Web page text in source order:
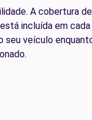
A cobertura de
incluída em cada
seu veículo